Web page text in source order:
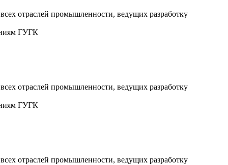
отраслей промышленности, ведущих разработку
ГУГК
отраслей промышленности, ведущих разработку
ГУГК
отраслей промышленности, ведущих разработку